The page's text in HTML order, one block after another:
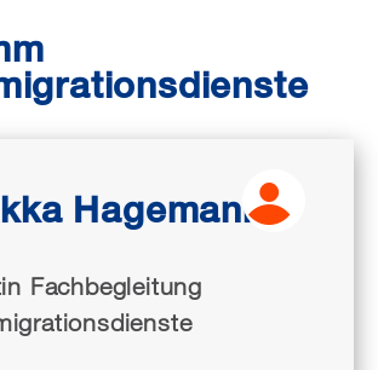
Hagemann
Fachbegleitung